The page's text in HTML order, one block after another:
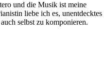
und die Musik ist meine
liebe ich es, unentdecktes
selbst zu komponieren.